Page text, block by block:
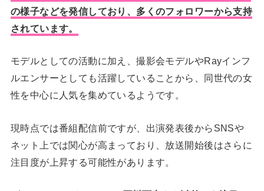
の様子などを発信しており、多くのフォロワーから支持
されています。
モデルとしての活動に加え、撮影会モデルやRayインフ
ルエンサーとしても活躍していることから、同世代の女
性を中心に人気を集めているようです。
現時点では番組配信前ですが、出演発表後からSNSや
ネット上では関心が高まっており、放送開始後はさらに
注目度が上昇する可能性があります。